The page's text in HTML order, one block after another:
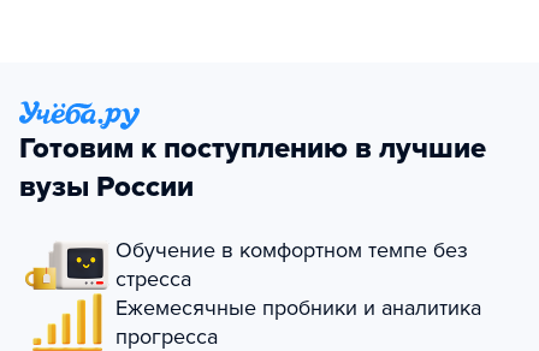
Готовим к поступлению в лучшие
вузы России
Обучение в комфортном темпе без
стресса
Ежемесячные пробники и аналитика
прогресса